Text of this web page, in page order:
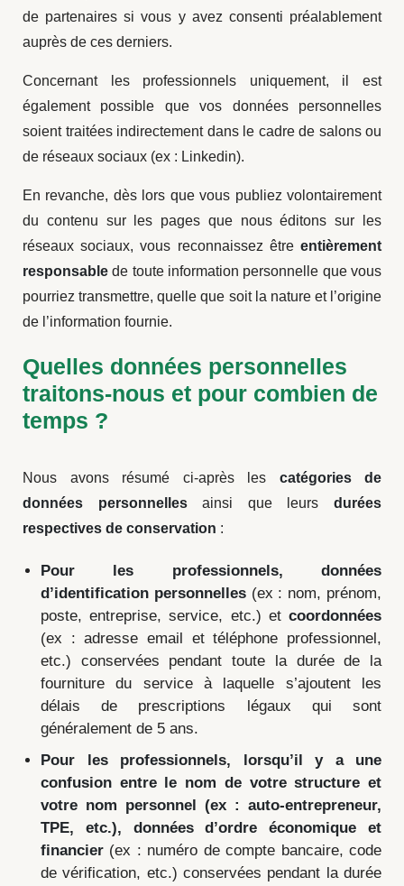
de partenaires si vous y avez consenti préalablement
auprès de ces derniers.
Concernant les professionnels uniquement, il est
également possible que vos données personnelles
soient traitées indirectement dans le cadre de salons ou
de réseaux sociaux (ex : Linkedin).
En revanche, dès lors que vous publiez volontairement
du contenu sur les pages que nous éditons sur les
réseaux sociaux, vous reconnaissez être entièrement
responsable de toute information personnelle que vous
pourriez transmettre, quelle que soit la nature et l’origine
de l’information fournie.
Quelles données personnelles
traitons-nous et pour combien de
temps ?
Nous avons résumé ci-après les catégories de
données personnellesainsi que leursdurées
respectives de conservation :
Pour les professionnels, données
d’identification personnelles(ex : nom, prénom,
poste, entreprise, service, etc.) et coordonnées
(ex : adresse email et téléphone professionnel,
etc.) conservées pendant toute la durée de la
fourniture du service à laquelle s’ajoutent les
délais de prescriptions légaux qui sont
généralement de 5 ans.
Pour les professionnels, lorsqu’il y a une
confusion entre le nom de votre structure et
votre nom personnel (ex : auto-entrepreneur,
TPE, etc.), données d’ordre économique et
financier (ex : numéro de compte bancaire, code
de vérification, etc.) conservées pendant la durée